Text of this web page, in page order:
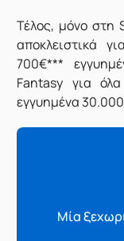
Τέλος, μόνο στη
αποκλειστικά
700€***
Fantasy για
εγγυημένα
Μία